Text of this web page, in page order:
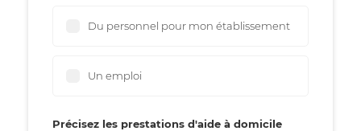
Du personnel pour mon établissement
Un emploi
Précisez les prestations d'aide à domicile